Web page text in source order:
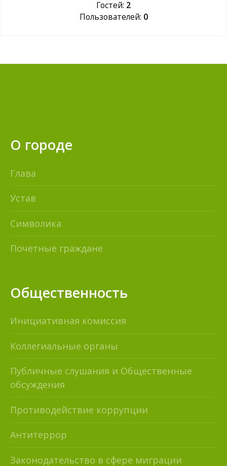
Гостей: 2
Пользователей: 0
О городе
Глава
Устав
Символика
Почетные граждане
Общественность
Инициативная комиссия
Коллегиальные органы
Публичные слушания и Общественные
обсуждения
Противодействие коррупции
Антитеррор
Законодательство в сфере миграции